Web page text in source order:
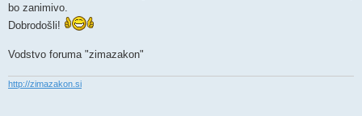
bo zanimivo.
Dobrodošli!
Vodstvo foruma "zimazakon"
http://zimazakon.si